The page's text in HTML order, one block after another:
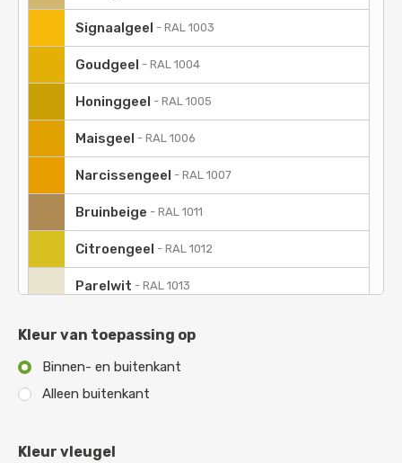
Signaalgeel - RAL 1003
Goudgeel - RAL 1004
Honinggeel - RAL 1005
Maisgeel - RAL 1006
Narcissengeel - RAL 1007
Bruinbeige - RAL 1011
Citroengeel - RAL 1012
Parelwit - RAL 1013
Geeloranje - RAL 2000
Roodoranje
Kleur van toepassing op
Binnen- en buitenkant
Alleen buitenkant
Kleur vleugel